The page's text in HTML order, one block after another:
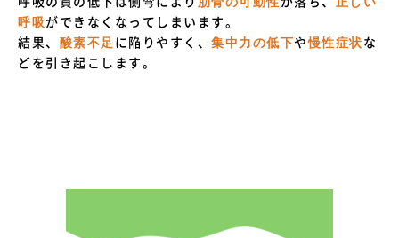
呼吸 ができなくなってしまいます。
結果、 酸素不足 に陥りやすく、 集中力の低下や慢性症状 な
どを引き起こします。